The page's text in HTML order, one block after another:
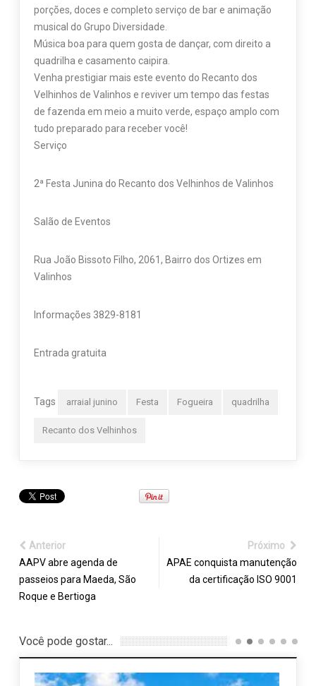
porções, doces e completo serviço de bar e animação
musical do Grupo Diversidade.
Música boa para quem gosta de dançar, com direito a
quadrilha e casamento caipira.
Venha prestigiar mais este evento do Recanto dos
Velhinhos de Valinhos e reviver um tempo das festas
de fazenda em meio a muito verde, espaço amplo com
tudo preparado para receber você!
Serviço
2ª Festa Junina do Recanto dos Velhinhos de Valinhos
Salão de Eventos
Rua João Bissoto Filho, 2061, Bairro dos Ortizes em
Valinhos
Informações 3829-8181
Entrada gratuita
Tags arraial junino Festa Fogueira quadrilha
Recanto dos Velhinhos
Anterior
AAPV abre agenda de
passeios para Maeda, São
Roque e Bertioga
Próximo
APAE conquista manutenção
da certificação ISO 9001
Você pode gostar...